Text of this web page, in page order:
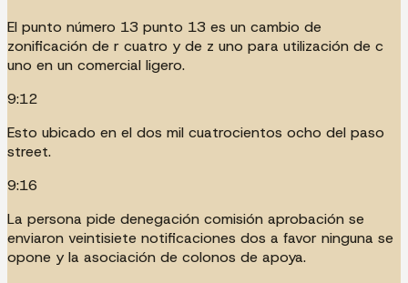
El punto número 13 punto 13 es un cambio de
zonificación de r cuatro y de z uno para utilización de c
uno en un comercial ligero.
9:12
Esto ubicado en el dos mil cuatrocientos ocho del paso
street.
9:16
La persona pide denegación comisión aprobación se
enviaron veintisiete notificaciones dos a favor ninguna se
opone y la asociación de colonos de apoya.